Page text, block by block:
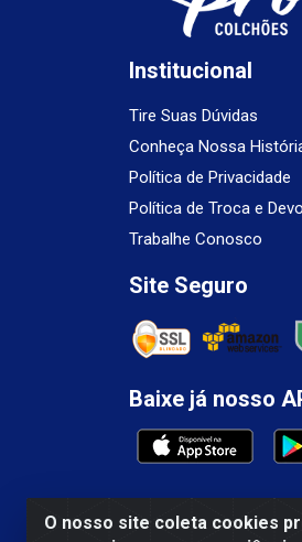
O nosso site coleta cookies
Institucional
Tire Suas Dúvidas
Conheça Nossa
Política de Privacidade
Política de Troca e
Trabalhe Conosco
Site Seguro
Baixe já nosso